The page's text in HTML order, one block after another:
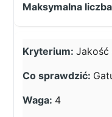
Jakość
4